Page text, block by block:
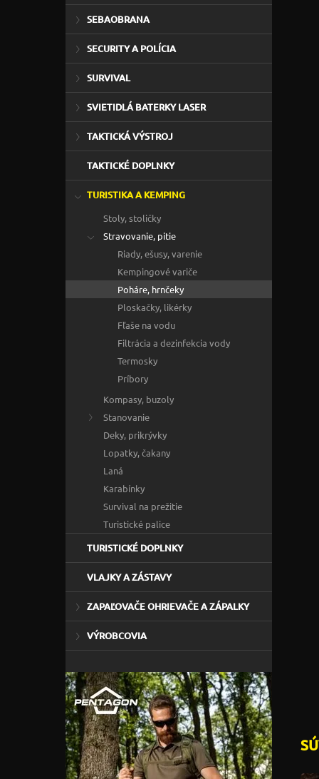
SEBAOBRANA
SECURITY A POLÍCIA
SURVIVAL
SVIETIDLÁ BATERKY LASER
TAKTICKÁ VÝSTROJ
TAKTICKÉ DOPLNKY
TURISTIKA A KEMPING
Stoly, stoličky
Stravovanie, pitie
Riady, ešusy, varenie
Kempingové variče
Poháre, hrnčeky
Ploskačky, likérky
Fľaše na vodu
Filtrácia a dezinfekcia vody
Termosky
Príbory
Kompasy, buzoly
Stanovanie
Deky, prikrývky
Lopatky, čakany
Laná
Karabínky
Survival na prežitie
Turistické palice
TURISTICKÉ DOPLNKY
VLAJKY A ZÁSTAVY
ZAPAĽOVAČE OHRIEVAČE A ZÁPALKY
VÝROBCOVIA